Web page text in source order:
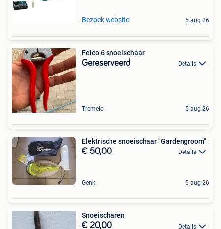
Bezoek website 5 aug 26
Felco 6 snoeischaar
Gereserveerd Details
Tremelo 5 aug 26
Elektrische snoeischaar "Gardengroom"
€ 50,00 Details
Genk 5 aug 26
Snoeischaren
€ 20,00 Details